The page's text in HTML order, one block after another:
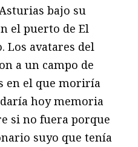
bajo su
el puerto de El
Los avatares del
a un campo de
en el que moriría
hoy memoria
si no fuera porque
suyo que tenía